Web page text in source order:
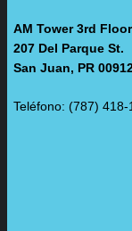
AM Tower 3rd Floor
207 Del Parque St.
San Juan, PR
Teléfono: (787) 418-